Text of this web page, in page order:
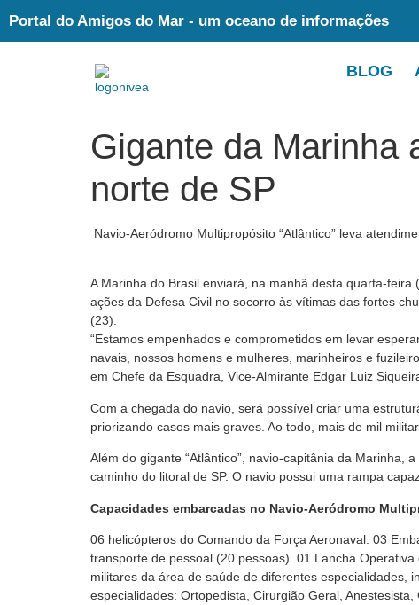
Portal do Amigos do Mar - um oceano de informações
BLOG
Gigante da Marinha
norte de SP
Navio-Aeródromo Multipropósito “Atlântico” leva
A Marinha do Brasil enviará, na manhã desta quarta-
ações da Defesa Civil no socorro às vítimas das fortes
(23).
“Estamos empenhados e comprometidos em levar
navais, nossos homens e mulheres, marinheiros e
em Chefe da Esquadra, Vice-Almirante Edgar Luiz
Com a chegada do navio, será possível criar uma
priorizando casos mais graves. Ao todo, mais de mil
Além do gigante “Atlântico”, navio-capitânia da Marinha,
caminho do litoral de SP. O navio possui uma rampa
Capacidades embarcadas no Navio-Aeródromo
06 helicópteros do Comando da Força Aeronaval. 03
transporte de pessoal (20 pessoas). 01 Lancha Operativa
militares da área de saúde de diferentes especialidades,
especialidades: Ortopedista, Cirurgião Geral,